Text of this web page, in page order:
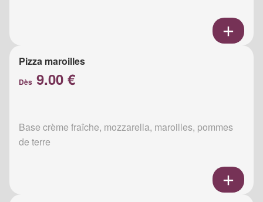
Pizza maroilles
Dès 9.00 €
Base crème fraîche, mozzarella, maroilles, pommes
de terre